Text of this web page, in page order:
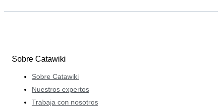
Sobre Catawiki
Sobre Catawiki
Nuestros expertos
Trabaja con nosotros